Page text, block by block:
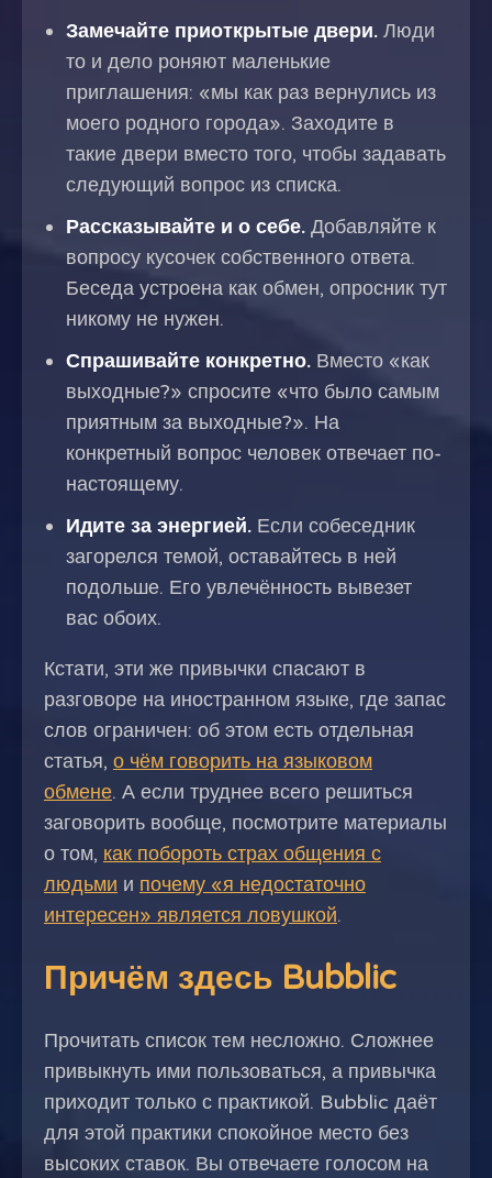
Замечайте приоткрытые двери. Люди
то и дело роняют маленькие
приглашения: «мы как раз вернулись из
моего родного города». Заходите в
такие двери вместо того, чтобы задавать
следующий вопрос из списка.
Рассказывайте и о себе. Добавляйте к
вопросу кусочек собственного ответа.
Беседа устроена как обмен, опросник тут
никому не нужен.
Спрашивайте конкретно. Вместо «как
выходные?» спросите «что было самым
приятным за выходные?». На
конкретный вопрос человек отвечает по-
настоящему.
Идите за энергией. Если собеседник
загорелся темой, оставайтесь в ней
подольше. Его увлечённость вывезет
вас обоих.
Кстати, эти же привычки спасают в
разговоре на иностранном языке, где запас
слов ограничен: об этом есть отдельная
статья, о чём говорить на языковом
обмене. А если труднее всего решиться
заговорить вообще, посмотрите материалы
о том, как побороть страх общения с
людьми и почему «я недостаточно
интересен» является ловушкой.
Причём здесь Bubblic
Прочитать список тем несложно. Сложнее
привыкнуть ими пользоваться, а привычка
приходит только с практикой. Bubblic даёт
для этой практики спокойное место без
высоких ставок. Вы отвечаете голосом на